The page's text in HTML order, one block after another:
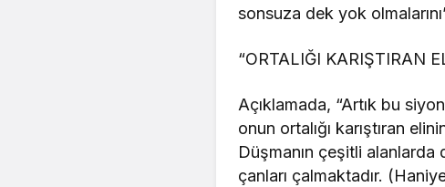
sonsuza dek yok
“ORTALIĞI KARIŞTIRAN
Açıklamada, “Artık bu
onun ortalığı karıştıran
Düşmanın çeşitli
çanları çalmaktadır.